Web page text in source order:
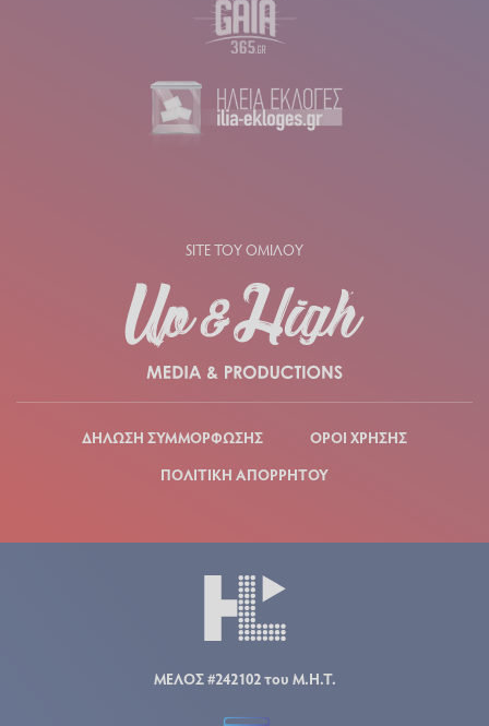
SITE ΤΟΥ ΟΜΙΛΟΥ
ΔΗΛΩΣΗ ΣΥΜΜΟΡΦΩΣΗΣ
ΟΡΟΙ ΧΡΗΣΗΣ
ΠΟΛΙΤΙΚΗ ΑΠΟΡΡΗΤΟΥ
ΜΕΛΟΣ #242102 του Μ.Η.Τ.